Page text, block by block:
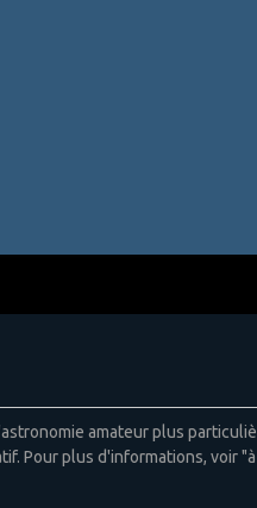
amateur plus
Pour plus d'informations, voir